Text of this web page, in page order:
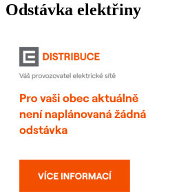
Odstávka elektřiny